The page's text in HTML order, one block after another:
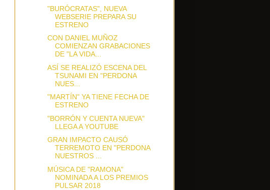
"BURÓCRATAS", NUEVA
WEBSERIE PREPARA SU
ESTRENO
CON DANIEL MUÑOZ
COMIENZAN GRABACIONES
DE "LA VIDA...
ASÍ SE REALIZÓ ESCENA DEL
TSUNAMI EN "PERDONA
NUES...
"MARTÍN" YA TIENE FECHA DE
ESTRENO
"BORRÓN Y CUENTA NUEVA"
LLEGA A YOUTUBE
GRAN IMPACTO CAUSÓ
TERREMOTO EN "PERDONA
NUESTROS ...
MÚSICA DE "RAMONA"
NOMINADA A LOS PREMIOS
PULSAR 2018